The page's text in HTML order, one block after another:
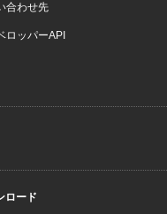
合わせ先
ロッパーAPI
ロード